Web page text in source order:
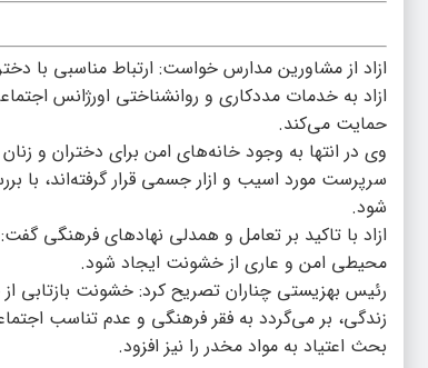
ازاد از مشاورین مدارس خواست: ارتباط مناسبی با
ازاد به خدمات مددکاری و روانشناختی اورژانس
حمایت می‌کند.
وی در انتها به وجود خانه‌های امن برای دختران و
سرپرست مورد اسیب و ازار جسمی قرار گرفته‌اند، با
شود.
ازاد با تاکید بر تعامل و همدلی نهادهای فرهنگی
محیطی امن و عاری از خشونت ایجاد شود.
رئیس بهزیستی چناران تصریح کرد: خشونت بازتابی
زندگی، بر می‌گردد به فقر فرهنگی و عدم تناسب
بحث اعتیاد به مواد مخدر را نیز افزود.